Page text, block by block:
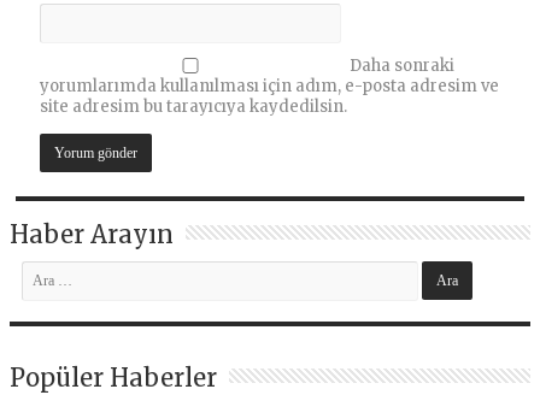
Daha sonraki
yorumlarımda kullanılması için adım, e-posta adresim ve
site adresim bu tarayıcıya kaydedilsin.
Haber Arayın
Popüler Haberler